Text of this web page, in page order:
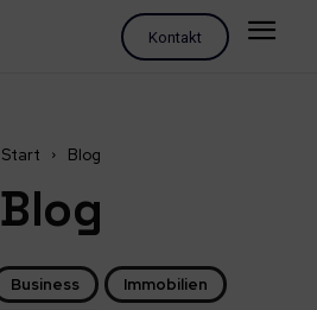
Kontakt
Start Blog
Blog
Business Immobilien